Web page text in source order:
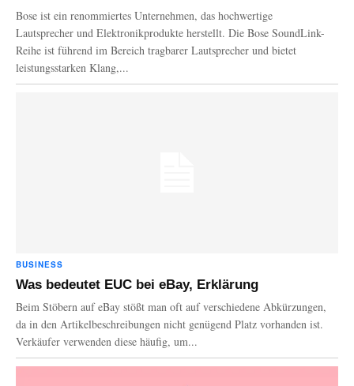
Bose ist ein renommiertes Unternehmen, das hochwertige
Lautsprecher und Elektronikprodukte herstellt. Die Bose SoundLink-
Reihe ist führend im Bereich tragbarer Lautsprecher und bietet
leistungsstarken Klang,...
BUSINESS
Was bedeutet EUC bei eBay, Erklärung
Beim Stöbern auf eBay stößt man oft auf verschiedene Abkürzungen,
da in den Artikelbeschreibungen nicht genügend Platz vorhanden ist.
Verkäufer verwenden diese häufig, um...